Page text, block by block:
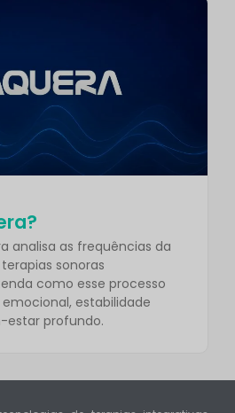
analisa as frequências da
sonoras
como esse processo
estabilidade
estar profundo.